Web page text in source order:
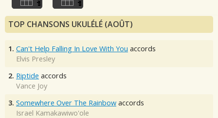
TOP CHANSONS UKULÉLÉ (AOÛT)
1. Can't Help Falling In Love With You accords
Elvis Presley
2. Riptide accords
Vance Joy
3. Somewhere Over The Rainbow accords
Israel Kamakawiwo'ole